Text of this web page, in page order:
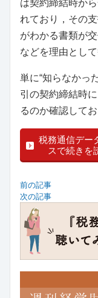
は契約締結時か
れており，その
がわかる書類が
などを理由として
単に“知らなかっ
引の契約締結時
るのか確認して
税務通信デー
スで続きを
前の記事
次の記事